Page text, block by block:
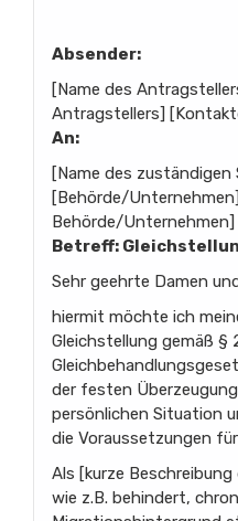
Absender:
[Name des
Antragstellers]
An:
[Name des zuständigen
[Behörde/
Behörde/Unternehmen]
Betreff:
Sehr geehrte Damen
hiermit möchte ich
Gleichstellung gemäß §
der festen
persönlichen Situation
die Voraussetzungen
Als [kurze
wie z.B. behindert,